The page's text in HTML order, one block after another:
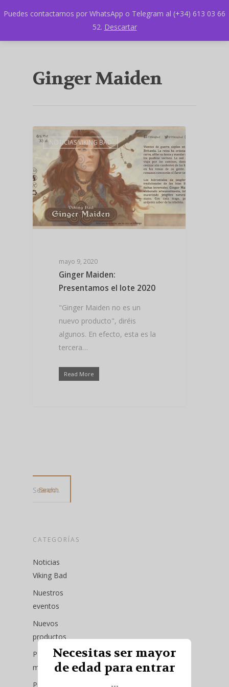
Ginger Maiden
NOTICIAS VIKING BAD
mayo 9, 2020
Ginger Maiden:
Presentamos el lote 2020
"Ginger Maiden no es un
nuevo producto", diréis
algunos. En efecto, esta es la
tercera…
Read More
Search...
CATEGORÍAS
Noticias
Viking Bad
Nuestros
eventos
Nuevos
productos
Pack del
mes
Productos
Necesitas ser mayor
de edad para entrar
Puedes contactarnos por WhatsApp o Telegram al (+34) 613 03 66
52. Descartar